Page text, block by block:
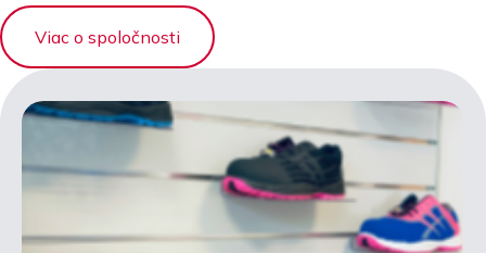
Viac o spoločnosti